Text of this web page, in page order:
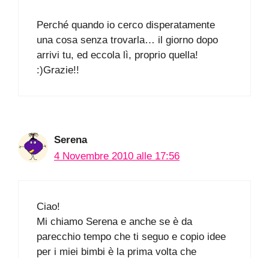
Perché quando io cerco disperatamente
una cosa senza trovarla… il giorno dopo
arrivi tu, ed eccola lì, proprio quella!
:)Grazie!!
Serena
4 Novembre 2010 alle 17:56
Ciao!
Mi chiamo Serena e anche se è da
parecchio tempo che ti seguo e copio idee
per i miei bimbi è la prima volta che